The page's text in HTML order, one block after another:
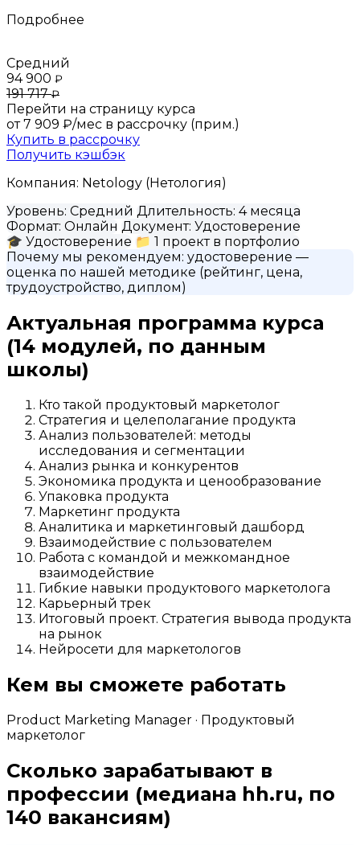
Подробнее
Средний
94 900 ₽
191 717₽
Перейти на страницу курса
от 7 909 ₽/мес в рассрочку (прим.)
Купить в рассрочку
Получить кэшбэк
Компания: Netology (Нетология)
Уровень: Средний Длительность: 4 месяца
Формат: Онлайн Документ: Удостоверение
🎓 Удостоверение 📁 1 проект в портфолио
Почему мы рекомендуем: удостоверение —
оценка по нашей методике (рейтинг, цена,
трудоустройство, диплом)
Актуальная программа курса
(14 модулей, по данным
школы)
Кто такой продуктовый маркетолог
Стратегия и целеполагание продукта
Анализ пользователей: методы
исследования и сегментации
Анализ рынка и конкурентов
Экономика продукта и ценообразование
Упаковка продукта
Маркетинг продукта
Аналитика и маркетинговый дашборд
Взаимодействие с пользователем
Работа с командой и межкомандное
взаимодействие
Гибкие навыки продуктового маркетолога
Карьерный трек
Итоговый проект. Стратегия вывода продукта
на рынок
Нейросети для маркетологов
Кем вы сможете работать
Product Marketing Manager · Продуктовый
маркетолог
Сколько зарабатывают в
профессии (медиана hh.ru, по
140 вакансиям)